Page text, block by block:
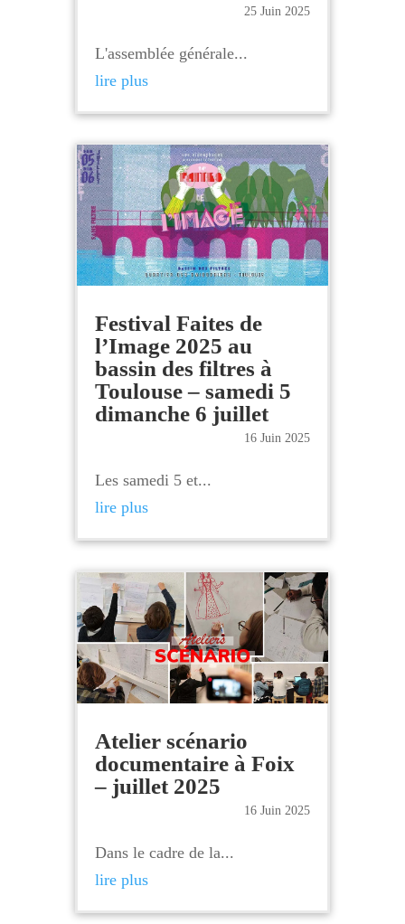
25 Juin 2025
L'assemblée générale...
lire plus
Festival Faites de
l’Image 2025 au
bassin des filtres à
Toulouse – samedi 5
dimanche 6 juillet
16 Juin 2025
Les samedi 5 et...
lire plus
Atelier scénario
documentaire à Foix
– juillet 2025
16 Juin 2025
Dans le cadre de la...
lire plus